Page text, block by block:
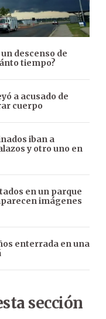
descenso de
tiempo?
a acusado de
cuerpo
iban a
y otro uno en
en un parque
imágenes
enterrada en una
sección